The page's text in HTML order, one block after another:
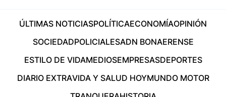
ÚLTIMAS NOTICIASPOLÍTICAECONOMÍAOPINIÓN
SOCIEDADPOLICIALESADN BONAERENSE
ESTILO DE VIDAMEDIOSEMPRESASDEPORTES
DIARIO EXTRAVIDA Y SALUD HOYMUNDO MOTOR